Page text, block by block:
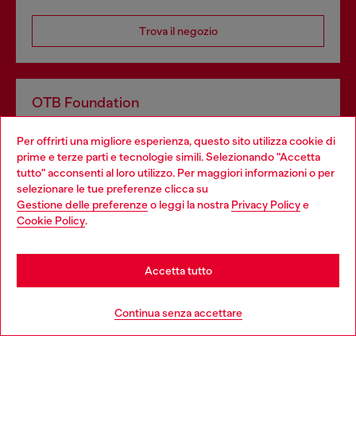
Per offrirti una migliore esperienza, questo sito utilizza cookie di
prime e terze parti e tecnologie simili. Selezionando "Accetta
tutto" acconsenti al loro utilizzo. Per maggiori informazioni o per
selezionare le tue preferenze clicca su
Gestione delle preferenzeo leggi la nostra Privacy Policye
Cookie Policy.
Continua senza accettare
Accetta tutto
Trova il negozio
OTB Foundation
profit del gruppo OTB che sostiene progetti concreti per
giovani, donne, inclusione ed emergenze in tutto il mondo.
Choose your location
You are currently browsing Italia website, but it seems you may
be based in United States